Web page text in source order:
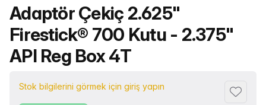
Ürün adı
Adaptör Çekiç 2.625"
Firestick® 700 Kutu - 2.375"
API Reg Box 4T
Stok bilgilerini görmek için giriş yapın